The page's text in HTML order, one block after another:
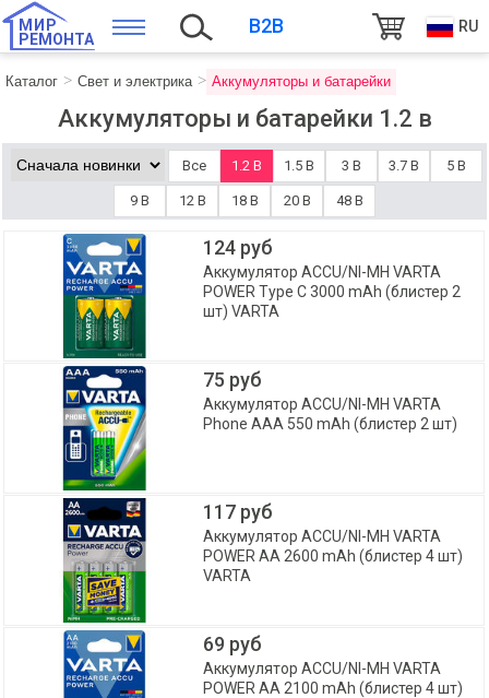
МИР
РЕМОНТА
B2B RU
Каталог Свет и электрика Аккумуляторы и батарейки
Аккумуляторы и батарейки 1.2 в
Все 1.2 В 1.5 В 3 В 3.7 В 5 В
9 В 12 В 18 В 20 В 48 В
124 руб
Аккумулятор ACCU/NI-MH VARTA
POWER Type C 3000 mAh (блистер 2
шт) VARTA
75 руб
Аккумулятор ACCU/NI-MH VARTA
Phone AAA 550 mAh (блистер 2 шт)
117 руб
Аккумулятор ACCU/NI-MH VARTA
POWER AA 2600 mAh (блистер 4 шт)
VARTA
69 руб
Аккумулятор ACCU/NI-MH VARTA
POWER AA 2100 mAh (блистер 4 шт)